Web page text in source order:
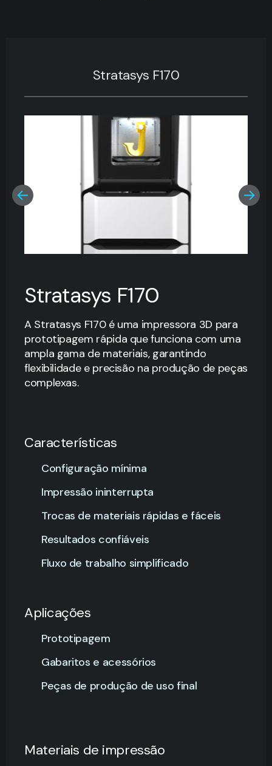
Stratasys F170
Stratasys F170
A Stratasys F170 é uma impressora 3D para
prototipagem rápida que funciona com uma
ampla gama de materiais, garantindo
flexibilidade e precisão na produção de peças
complexas.
Características
Configuração mínima
Impressão ininterrupta
Trocas de materiais rápidas e fáceis
Resultados confiáveis
Fluxo de trabalho simplificado
Aplicações
Prototipagem
Gabaritos e acessórios
Peças de produção de uso final
Materiais de impressão